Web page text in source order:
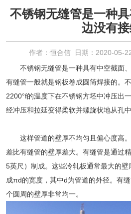
不锈钢无缝管是一种
边没有
作者：恒合信 日期：2020-05-
不锈钢无缝管是一种具有中空截面
有缝管一般就是钢板卷成圆筒焊接的。
2200°f的温度下在不锈钢方坯中冲压出
经冲压和拉延变得柔软并螺旋状地从孔中
这样管道的壁厚不均匀且偏心度高。
差比有缝管的壁厚差大。有缝管是通过
5英尺）制成。这些冷轧板通常最大的
成πd的宽度，其中d为管道的外径。有
个圆周的壁厚非常均一。